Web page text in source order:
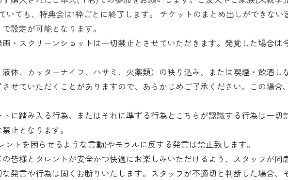
いても、特典会は1枠ごとに終了します。 チケットのまとめ出しができない
設定が可能となります。
画・スクリーンショットは一切禁止とさせていただきます。発覚した場合は
液体、カッターナイフ、ハサミ、火薬類）の映り込み、または喫煙・飲酒
せていただくことがありますので、あらかじめご了承ください。この場
に踏み入る行為、またはそれに準ずる行為とこちらが認識する行為は一切
止となります。
ントを困らせるような言動)やモラルに反する発言は禁止致します。
皆様とタレントが安全かつ快適にお楽しみいただけるよう、スタッフが同
発言や行為は固くお断りいたします。スタッフが不適切と判断した場合、